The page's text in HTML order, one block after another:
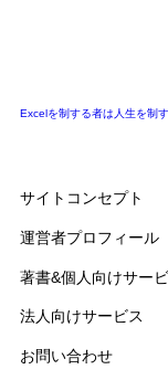
Excelを制する者は人生を制す
サイトコンセプト
運営者プロフィール
著書&個人向けサー
法人向けサービス
お問い合わせ